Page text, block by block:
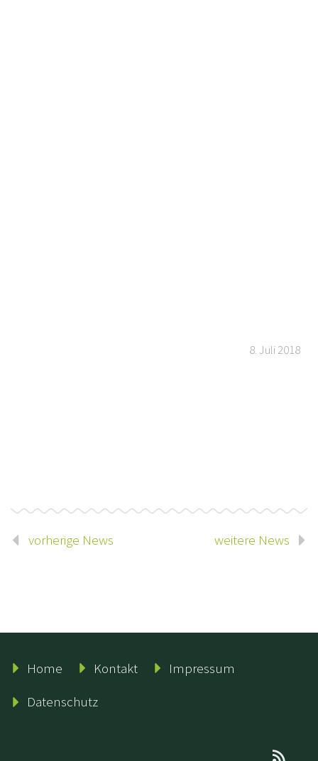
8. Juli 2018
vorherige News weitere News
Home Kontakt
Impressum
Datenschutz